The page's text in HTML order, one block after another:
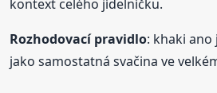
kontext celého jídelníčku.
Rozhodovací pravidlo: khaki
jako samostatná svačina ve